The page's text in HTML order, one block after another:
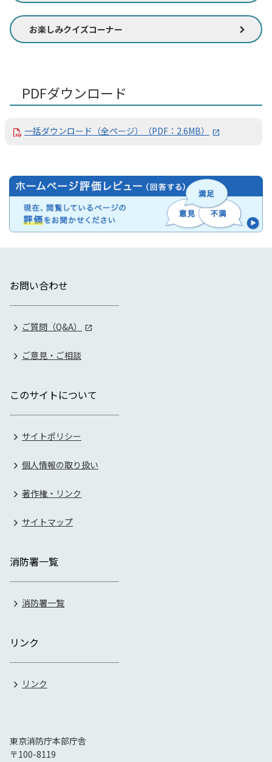
お楽しみクイズコーナー
PDFダウンロード
一括ダウンロード（全ページ）（PDF：2.6MB）
お問い合わせ
ご質問（Q&A）
ご意見・ご相談
このサイトについて
サイトポリシー
個人情報の取り扱い
著作権・リンク
サイトマップ
消防署一覧
消防署一覧
リンク
リンク
東京消防庁本部庁舎
〒100-8119